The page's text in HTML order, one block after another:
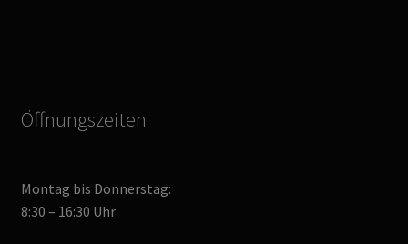
Öffnungszeiten
Montag bis Donnerstag:
8:30 – 16:30 Uhr